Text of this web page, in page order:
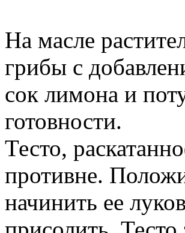
На масле
грибы с
сок лимона и
готовности.
Тесто,
противне.
начинить ее